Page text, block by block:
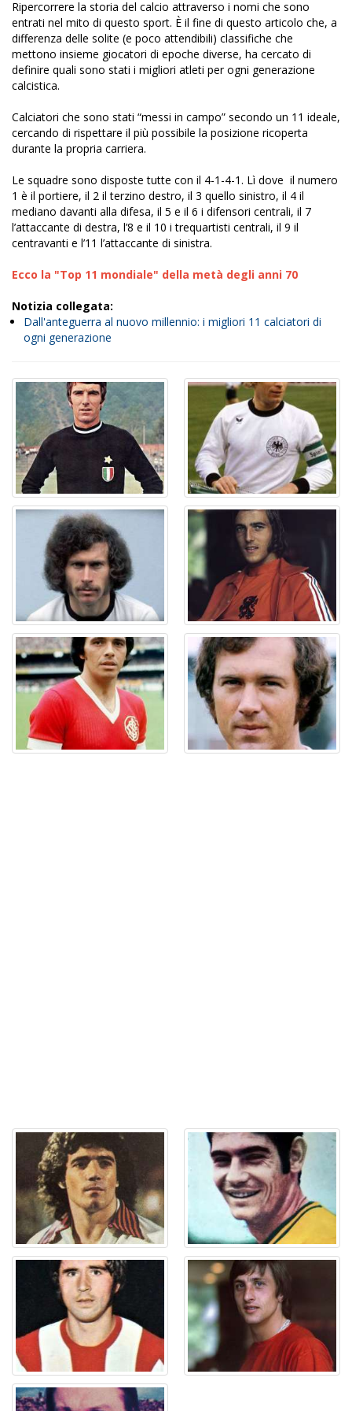
Ripercorrere la storia del calcio attraverso i nomi che sono
entrati nel mito di questo sport. È il fine di questo articolo che, a
differenza delle solite (e poco attendibili) classifiche che
mettono insieme giocatori di epoche diverse, ha cercato di
definire quali sono stati i migliori atleti per ogni generazione
calcistica.
Calciatori che sono stati “messi in campo” secondo un 11 ideale,
cercando di rispettare il più possibile la posizione ricoperta
durante la propria carriera.
Le squadre sono disposte tutte con il 4-1-4-1. Lì dove il numero
1 è il portiere, il 2 il terzino destro, il 3 quello sinistro, il 4 il
mediano davanti alla difesa, il 5 e il 6 i difensori centrali, il 7
l’attaccante di destra, l’8 e il 10 i trequartisti centrali, il 9 il
centravanti e l’11 l’attaccante di sinistra.
Ecco la "Top 11 mondiale" della metà degli anni 70
Notizia collegata:
Dall'anteguerra al nuovo millennio: i migliori 11 calciatori di
ogni generazione